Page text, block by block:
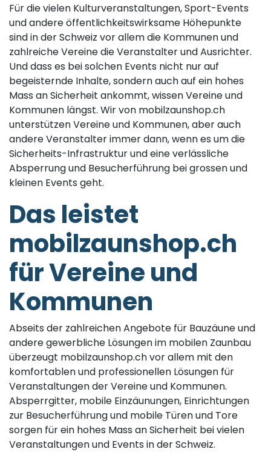
Für die vielen Kulturveranstaltungen, Sport-Events
und andere öffentlichkeitswirksame Höhepunkte
sind in der Schweiz vor allem die Kommunen und
zahlreiche Vereine die Veranstalter und Ausrichter.
Und dass es bei solchen Events nicht nur auf
begeisternde Inhalte, sondern auch auf ein hohes
Mass an Sicherheit ankommt, wissen Vereine und
Kommunen längst. Wir von mobilzaunshop.ch
unterstützen Vereine und Kommunen, aber auch
andere Veranstalter immer dann, wenn es um die
Sicherheits-Infrastruktur und eine verlässliche
Absperrung und Besucherführung bei grossen und
kleinen Events geht.
Das leistet
mobilzaunshop.ch
für Vereine und
Kommunen
Abseits der zahlreichen Angebote für Bauzäune und
andere gewerbliche Lösungen im mobilen Zaunbau
überzeugt mobilzaunshop.ch vor allem mit den
komfortablen und professionellen Lösungen für
Veranstaltungen der Vereine und Kommunen.
Absperrgitter, mobile Einzäunungen, Einrichtungen
zur Besucherführung und mobile Türen und Tore
sorgen für ein hohes Mass an Sicherheit bei vielen
Veranstaltungen und Events in der Schweiz.